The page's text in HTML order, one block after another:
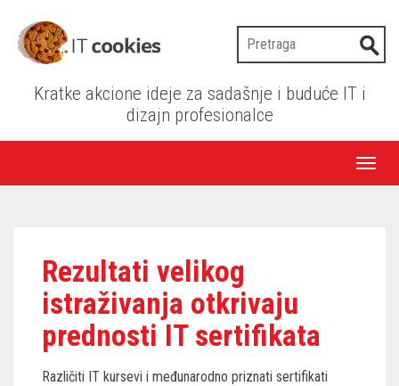
Kratke akcione ideje za sadašnje i buduće IT i
dizajn profesionalce
Rezultati velikog
istraživanja otkrivaju
prednosti IT sertifikata
Različiti IT kursevi i međunarodno priznati sertifikati